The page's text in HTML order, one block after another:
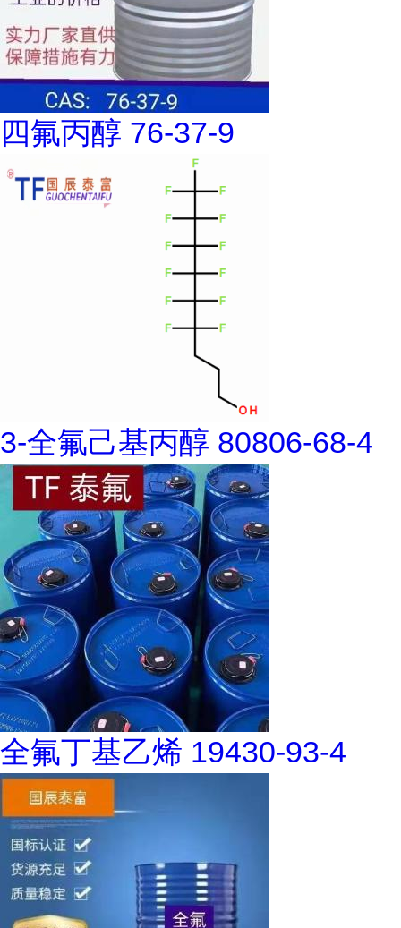
四氟丙醇 76-37-9
3-全氟己基丙醇 80806-68-4
全氟丁基乙烯 19430-93-4